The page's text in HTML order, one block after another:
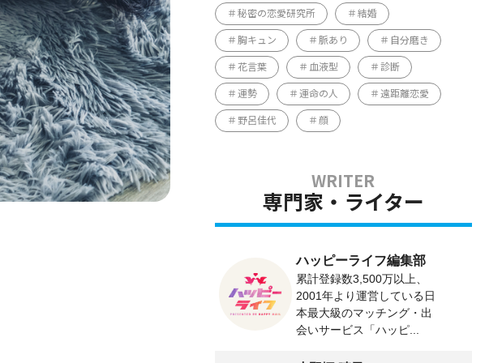
秘密の恋愛研究所 結婚
胸キュン 脈あり 自分磨き
花言葉 血液型 診断
運勢 運命の人 遠距離恋愛
野呂佳代 顔
専門家・ライター
ハッピーライフ編集部
累計登録数3,500万以上、
2001年より運営している日
本最大級のマッチング・出
会いサービス「ハッピ...